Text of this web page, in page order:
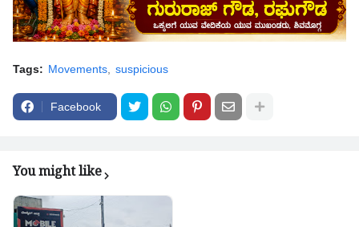
Tags: Movements suspicious
Facebook
You might like